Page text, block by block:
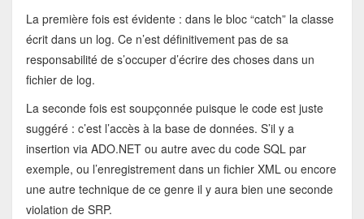
La première fois est évidente : dans le bloc “catch” la classe
écrit dans un log. Ce n’est définitivement pas de sa
responsabilité de s’occuper d’écrire des choses dans un
fichier de log.
La seconde fois est soupçonnée puisque le code est juste
suggéré : c’est l’accès à la base de données. S’il y a
insertion via ADO.NET ou autre avec du code SQL par
exemple, ou l’enregistrement dans un fichier XML ou encore
une autre technique de ce genre il y aura bien une seconde
violation de SRP.